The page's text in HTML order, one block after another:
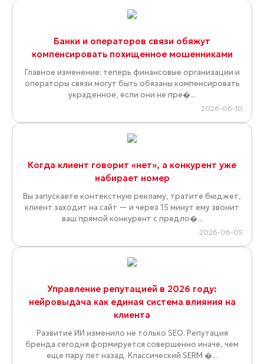
Банки и операторов связи обяжут
компенсировать похищенное мошенниками
Главное изменение: теперь финансовые организации и
операторы связи могут быть обязаны компенсировать
украденное, если они не пре�...
2026-06-10
Когда клиент говорит «нет», а конкурент уже
набирает номер
Вы запускаете контекстную рекламу, тратите бюджет,
клиент заходит на сайт — и через 15 минут ему звонит
ваш прямой конкурент с предло�...
2026-06-05
Управление репутацией в 2026 году:
нейровыдача как единая система влияния на
клиента
Развитие ИИ изменило не только SEO. Репутация
бренда сегодня формируется совершенно иначе, чем
еще пару лет назад. Классический SERM �...